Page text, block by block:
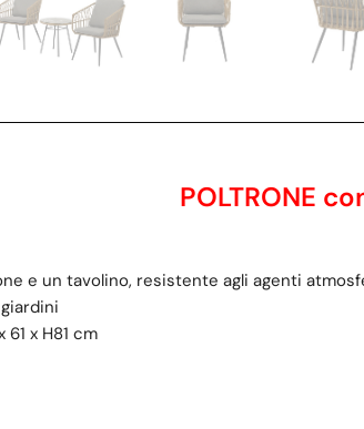
POLTRONE
e un tavolino, resistente agli agenti
x H81 cm